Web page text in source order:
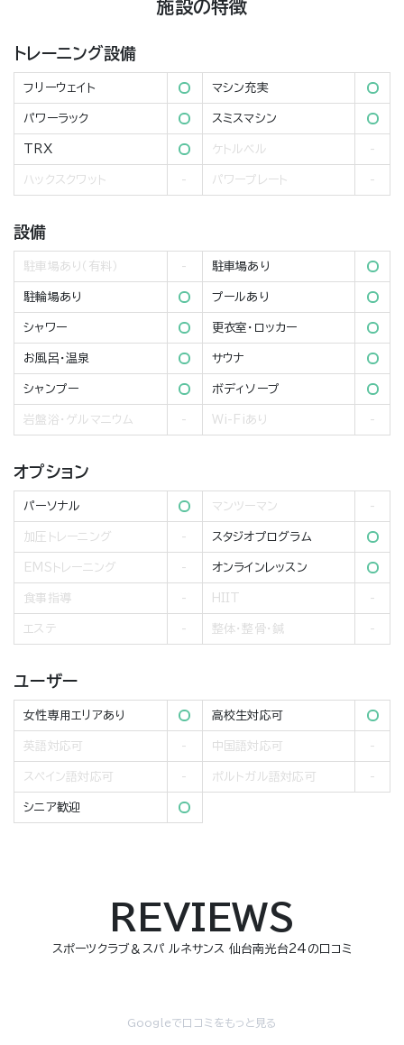
施設の特徴
トレーニング設備
フリーウェイト マシン充実
パワーラック スミスマシン
TRX ケトルベル
ハックスクワット パワープレート
設備
駐車場あり（有料） 駐車場あり
駐輪場あり プールあり
シャワー 更衣室・ロッカー
お風呂・温泉 サウナ
シャンプー ボディソープ
岩盤浴・ゲルマニウム Wi-Fiあり
オプション
パーソナル マンツーマン
加圧トレーニング スタジオプログラム
EMSトレーニング オンラインレッスン
食事指導 HIIT
エステ 整体・整骨・鍼
ユーザー
女性専用エリアあり 高校生対応可
英語対応可 中国語対応可
スペイン語対応可 ポルトガル語対応可
シニア歓迎
REVIEWS
スポーツクラブ＆スパ ルネサンス 仙台南光台24の口コミ
Googleで口コミをもっと見る